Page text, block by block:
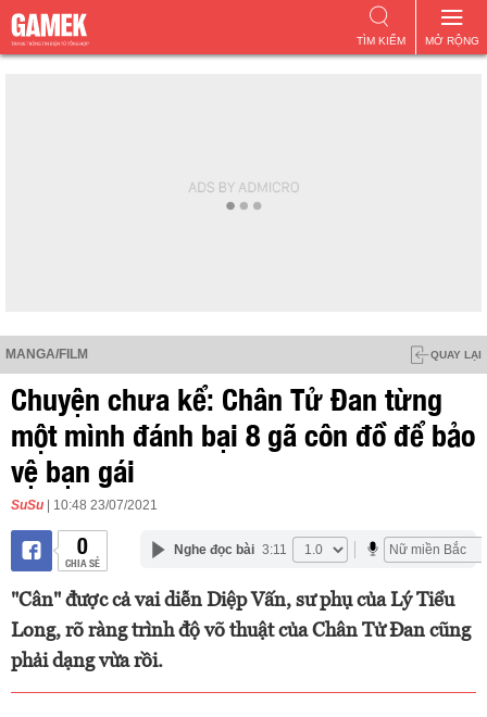
MỞ RỘNG
TÌM KIẾM
MANGA/FILM QUAY LẠI
Chuyện chưa kể: Chân Tử Đan từng
một mình đánh bại 8 gã côn đồ để bảo
vệ bạn gái
SuSu | 10:48 23/07/2021
0
CHIA SẺ
Nghe đọc bài 3:11
"Cân" được cả vai diễn Diệp Vấn, sư phụ của Lý Tiểu
Long, rõ ràng trình độ võ thuật của Chân Tử Đan cũng
phải dạng vừa rồi.